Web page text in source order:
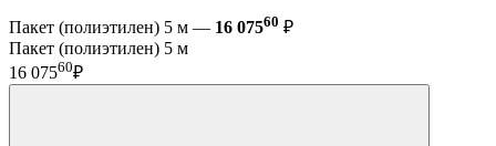
Пакет (полиэтилен) 5 м — 16 07560 ₽
Пакет (полиэтилен) 5 м
16 07560₽